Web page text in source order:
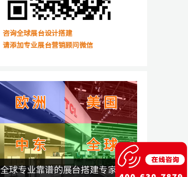
咨询全球展台设计搭建
请添加专业展台营销顾问微信
全球专业靠谱的展台搭建专家